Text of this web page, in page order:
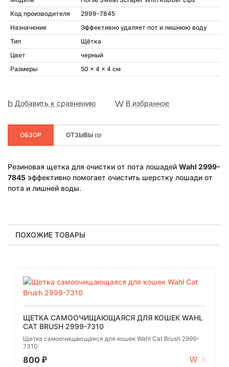
Код производителя
2999-7845
Назначение
Эффективно удаляет пот и лишнюю воду
Тип
Щётка
Цвет
черный
Размеры
50 x 4 x 4 см
Добавить к сравнению В избранное
ОБЗОР ОТЗЫВЫ (0)
Резиновая щетка для очистки от пота лошадей Wahl 2999-
7845 эффективно помогает очистить шерстку лошади от
пота и лишней воды.
ПОХОЖИЕ ТОВАРЫ
ЩЕТКА САМООЧИЩАЮЩАЯСЯ ДЛЯ КОШЕК WAHL
CAT BRUSH 2999-7310
Щетка самоочищающаяся для кошек Wahl Cat Brush 2999-
7310
800 ₽